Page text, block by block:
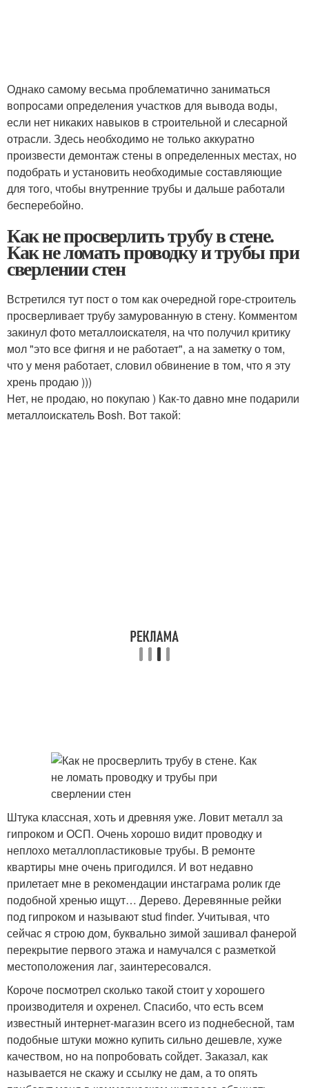
Однако самому весьма проблематично заниматься
вопросами определения участков для вывода воды,
если нет никаких навыков в строительной и слесарной
отрасли. Здесь необходимо не только аккуратно
произвести демонтаж стены в определенных местах, но
подобрать и установить необходимые составляющие
для того, чтобы внутренние трубы и дальше работали
бесперебойно.
Как не просверлить трубу в стене.
Как не ломать проводку и трубы при
сверлении стен
Встретился тут пост о том как очередной горе-строитель
просверливает трубу замурованную в стену. Комментом
закинул фото металлоискателя, на что получил критику
мол "это все фигня и не работает", а на заметку о том,
что у меня работает, словил обвинение в том, что я эту
хрень продаю )))
Нет, не продаю, но покупаю ) Как-то давно мне подарили
металлоискатель Bosh. Вот такой:
Штука классная, хоть и древняя уже. Ловит металл за
гипроком и ОСП. Очень хорошо видит проводку и
неплохо металлопластиковые трубы. В ремонте
квартиры мне очень пригодился. И вот недавно
прилетает мне в рекомендации инстаграма ролик где
подобной хренью ищут… Дерево. Деревянные рейки
под гипроком и называют stud finder. Учитывая, что
сейчас я строю дом, буквально зимой зашивал фанерой
перекрытие первого этажа и намучался с разметкой
местоположения лаг, заинтересовался.
Короче посмотрел сколько такой стоит у хорошего
производителя и охренел. Спасибо, что есть всем
известный интернет-магазин всего из поднебесной, там
подобные штуки можно купить сильно дешевле, хуже
качеством, но на попробовать сойдет. Заказал, как
называется не скажу и ссылку не дам, а то опять